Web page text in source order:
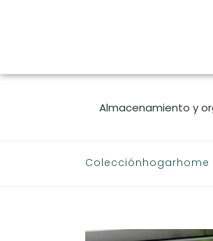
Almacenamiento y
Colecciónhogarhome